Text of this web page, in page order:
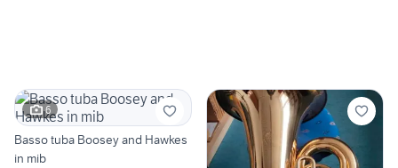
6
Basso tuba Boosey and Hawkes
in mib